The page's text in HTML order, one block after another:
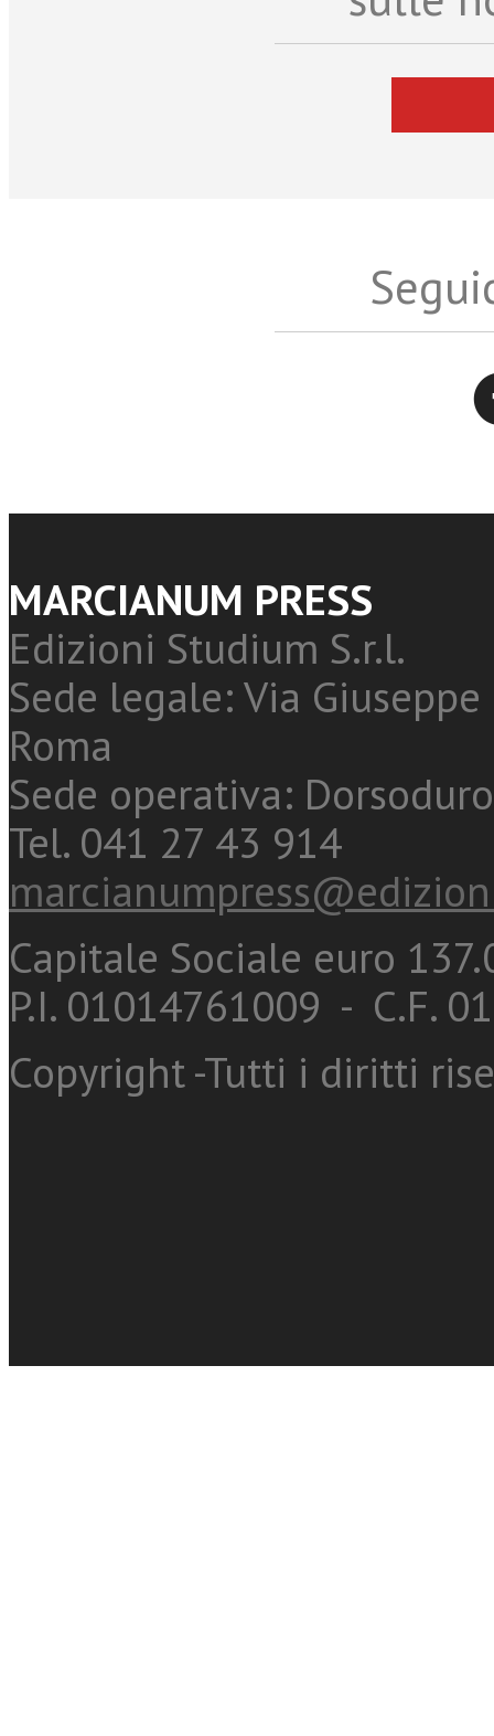
MARCIANUM PRESS
Edizioni Studium S.r.l.
Sede legale: Via
Roma
Sede operativa:
Tel. 041 27 43 914
Capitale Sociale euro
P.I. 01014761009 - C.F.
Copyright -Tutti i diritti